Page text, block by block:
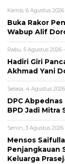
Kamis, 6 Agustus 2026
Buka Rakor
Wabup Alif
Rabu, 5 Agustus 2026
Hadiri Giri
Akhmad Yani
Selasa, 4 Agustus
DPC
BPD Jadi Mitra
Senin, 3 Agustus 2026
Mensos
Penjangkauan
Keluarga